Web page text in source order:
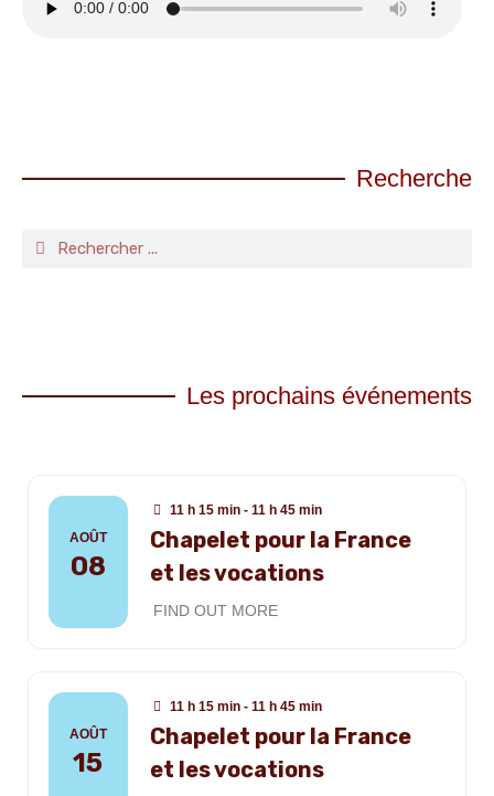
Recherche
Les prochains événements
AOÛT
08
11 h 15 min - 11 h 45 min
Chapelet pour la France
et les vocations
FIND OUT MORE
AOÛT
15
11 h 15 min - 11 h 45 min
Chapelet pour la France
et les vocations